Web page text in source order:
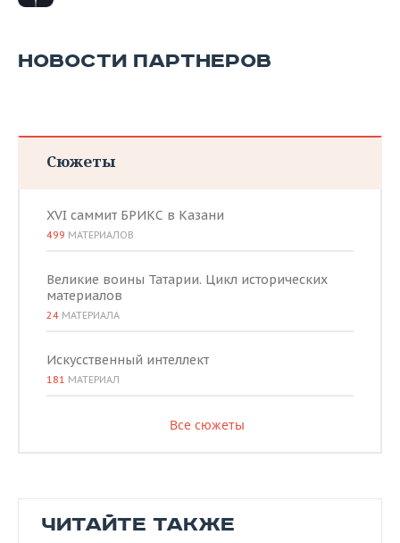
НОВОСТИ ПАРТНЕРОВ
Сюжеты
XVI саммит БРИКС в Казани
499 МАТЕРИАЛОВ
Великие воины Татарии. Цикл исторических
материалов
24 МАТЕРИАЛА
Искусственный интеллект
181 МАТЕРИАЛ
Все сюжеты
ЧИТАЙТЕ ТАКЖЕ